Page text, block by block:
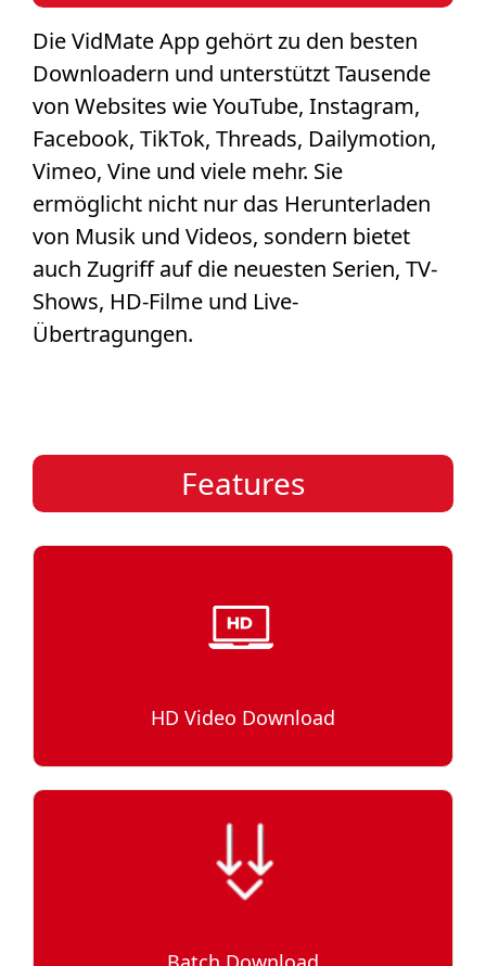
Die VidMate App gehört zu den besten
Downloadern und unterstützt Tausende
von Websites wie YouTube, Instagram,
Facebook, TikTok, Threads, Dailymotion,
Vimeo, Vine und viele mehr. Sie
ermöglicht nicht nur das Herunterladen
von Musik und Videos, sondern bietet
auch Zugriff auf die neuesten Serien, TV-
Shows, HD-Filme und Live-
Übertragungen.
Features
HD Video Download